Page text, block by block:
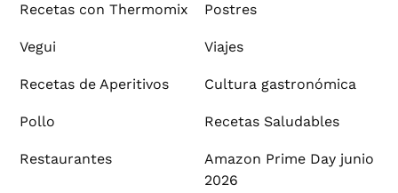
Recetas con Thermomix Postres
Vegui Viajes
Recetas de Aperitivos Cultura gastronómica
Pollo Recetas Saludables
Restaurantes
Amazon Prime Day junio
2026